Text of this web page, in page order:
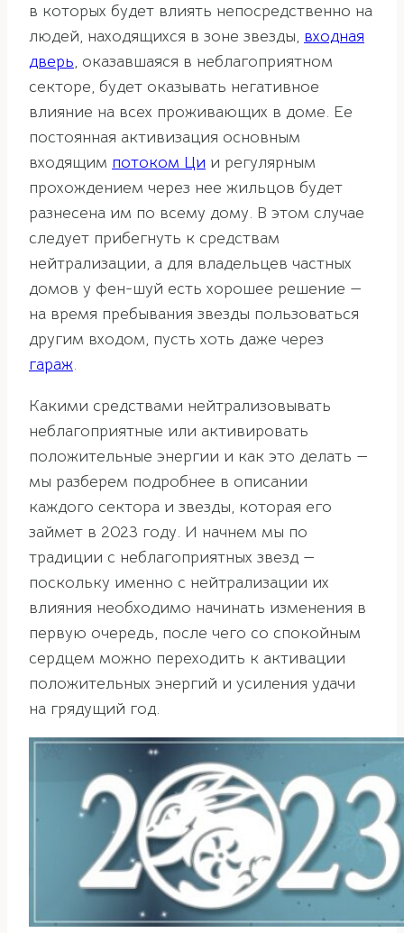
в которых будет влиять непосредственно на
людей, находящихся в зоне звезды, входная
дверь, оказавшаяся в неблагоприятном
секторе, будет оказывать негативное
влияние на всех проживающих в доме. Ее
постоянная активизация основным
входящим потоком Ци и регулярным
прохождением через нее жильцов будет
разнесена им по всему дому. В этом случае
следует прибегнуть к средствам
нейтрализации, а для владельцев частных
домов у фен-шуй есть хорошее решение —
на время пребывания звезды пользоваться
другим входом, пусть хоть даже через
гараж.
Какими средствами нейтрализовывать
неблагоприятные или активировать
положительные энергии и как это делать —
мы разберем подробнее в описании
каждого сектора и звезды, которая его
займет в 2023 году. И начнем мы по
традиции с неблагоприятных звезд —
поскольку именно с нейтрализации их
влияния необходимо начинать изменения в
первую очередь, после чего со спокойным
сердцем можно переходить к активации
положительных энергий и усиления удачи
на грядущий год.